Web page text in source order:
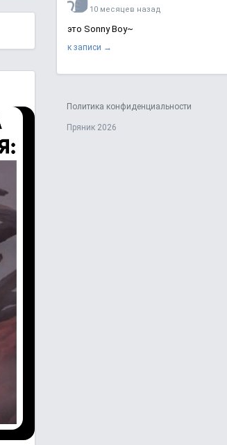
10 месяцев назад
это Sonny Boy~
к записи →
Политика конфиденциальности
Пряник 2026